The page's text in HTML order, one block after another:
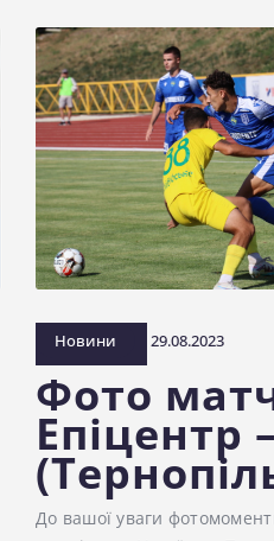
Новини 29.08.2023
Фото
Епіцентр
До вашої уваги